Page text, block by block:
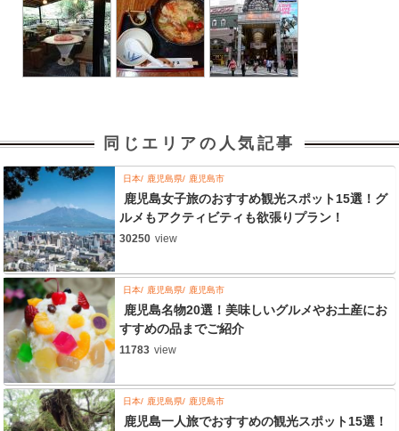
同じエリアの人気記事
日本 鹿児島県 鹿児島市
鹿児島女子旅のおすすめ観光スポット15選！グ
ルメもアクティビティも欲張りプラン！
30250 view
日本 鹿児島県 鹿児島市
鹿児島名物20選！美味しいグルメやお土産にお
すすめの品までご紹介
11783 view
日本 鹿児島県 鹿児島市
鹿児島一人旅でおすすめの観光スポット15選！